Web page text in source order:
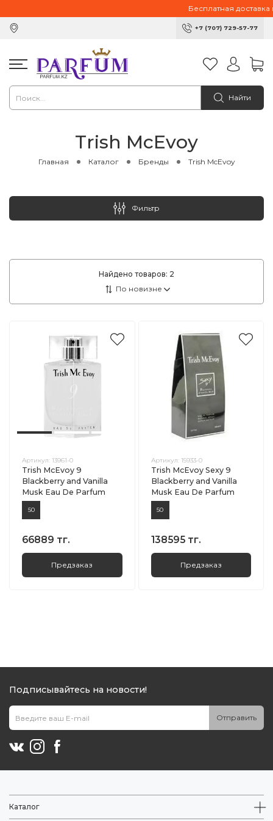
Бесплатная доставка
+7 (707) 729-57-77
Найти
Trish McEvoy
Главная Каталог Бренды Trish McEvoy
Найдено товаров: 2
Артикул: 13961-0
Trish McEvoy 9
Blackberry and Vanilla
Musk Eau De Parfum
50
66889 тг.
Предзаказ
Артикул: 15933-0
Trish McEvoy Sexy 9
Blackberry and Vanilla
Musk Eau De Parfum
50
138595 тг.
Предзаказ
Фильтр
Подписывайтесь на новости!
Отправить
Каталог